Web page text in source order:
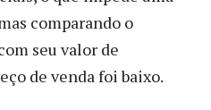
comparando o
seu valor de
de venda foi baixo.